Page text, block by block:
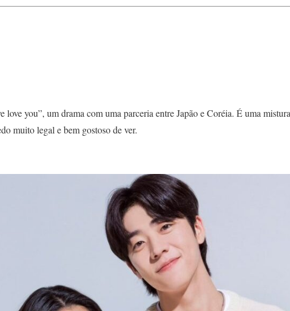
love you”, um drama com uma parceria entre Japão e Coréia. É uma
muito legal e bem gostoso de ver.